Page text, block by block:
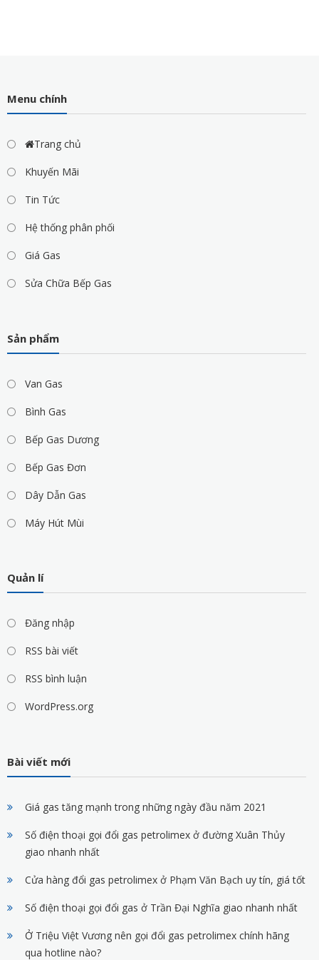
Menu chính
Trang chủ
Khuyến Mãi
Tin Tức
Hệ thống phân phối
Giá Gas
Sửa Chữa Bếp Gas
Sản phẩm
Van Gas
Bình Gas
Bếp Gas Dương
Bếp Gas Đơn
Dây Dẫn Gas
Máy Hút Mùi
Quản lí
Đăng nhập
RSS bài viết
RSS bình luận
WordPress.org
Bài viết mới
Giá gas tăng mạnh trong những ngày đầu năm 2021
Số điện thoại gọi đổi gas petrolimex ở đường Xuân Thủy
giao nhanh nhất
Cửa hàng đổi gas petrolimex ở Phạm Văn Bạch uy tín, giá tốt
Số điện thoại gọi đổi gas ở Trần Đại Nghĩa giao nhanh nhất
Ở Triệu Việt Vương nên gọi đổi gas petrolimex chính hãng
qua hotline nào?